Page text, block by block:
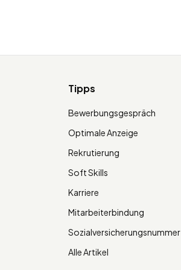
Tipps
Bewerbungsgespräch
Optimale Anzeige
Rekrutierung
Soft Skills
Karriere
Mitarbeiterbindung
Sozialversicherungsnummer
Alle Artikel